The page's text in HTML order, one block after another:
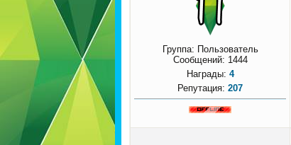
Группа: Пользователь
Сообщений: 1444
Награды: 4
Репутация: 207